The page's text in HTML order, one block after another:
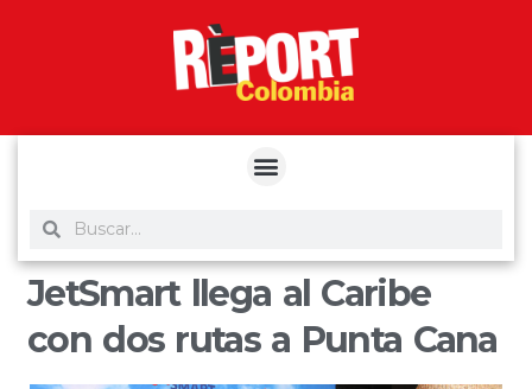
JetSmart llega al Caribe
con dos rutas a Punta Cana